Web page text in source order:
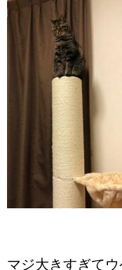
マジ大きすぎて